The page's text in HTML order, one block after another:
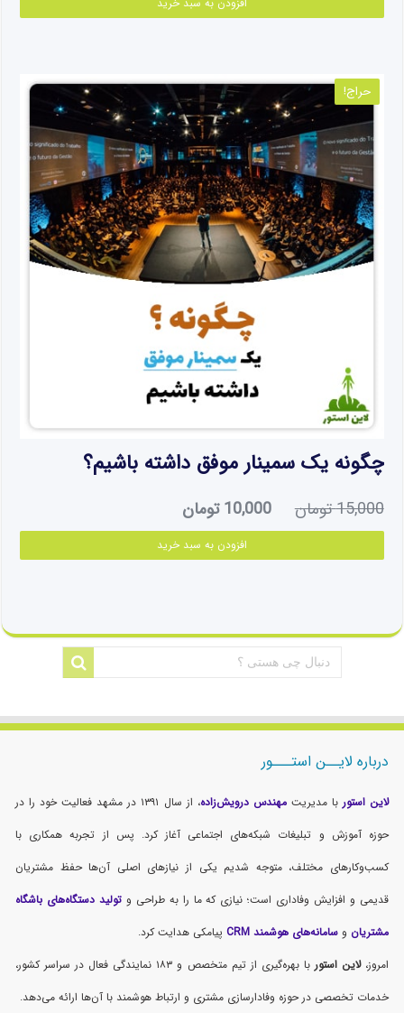
حراج!
چگونه یک سمینار موفق داشته باشیم؟
15,000تومان
قیمت
اصلی:
15,000 تومان
10,000 تومان
فعلی:
10,000 تومان.
افزودن به سبد خرید
درباره لایــن استـــور
لاین استور با مدیریتمهندس درویش‌زاده
، از سال ۱۳۹۱ در مشهد فعالیت خود را در
حوزه آموزش و تبلیغات شبکه‌های اجتماعی آغاز کرد. پس از تجربه همکاری با
کسب‌وکارهای مختلف، متوجه شدیم یکی از نیازهای اصلی آن‌ها حفظ مشتریان
قدیمی و افزایش وفاداری است؛ نیازی که ما را به طراحی وتولید دستگاه‌های باشگاه
مشتریان وسامانه‌های هوشمند CRM
پیامکی هدایت کرد.
امروز،لاین استور
با بهره‌گیری از تیم متخصص و ۱۸۳ نمایندگی فعال در سراسر کشور،
خدمات تخصصی در حوزه وفادارسازی مشتری و ارتباط هوشمند با آن‌ها ارائه می‌دهد.